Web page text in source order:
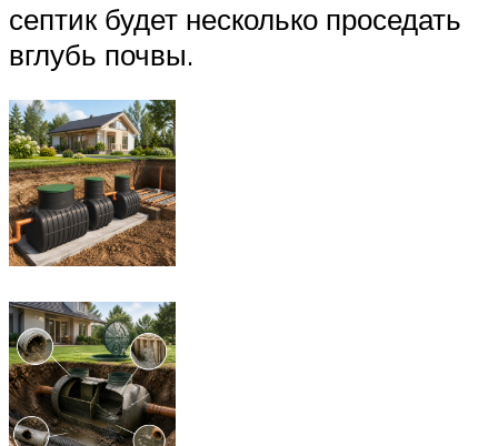
септик будет несколько проседать
вглубь почвы.